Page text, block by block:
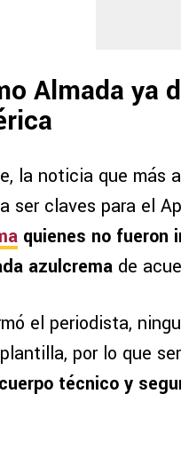
Almada ya
la noticia que más
ser claves para el
quienes no fueron
azulcrema de
el periodista,
por lo que
técnico y